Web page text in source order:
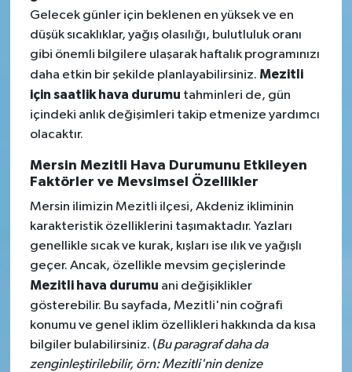
Gelecek günler için beklenen en yüksek ve en
düşük sıcaklıklar, yağış olasılığı, bulutluluk oranı
gibi önemli bilgilere ulaşarak haftalık programınızı
daha etkin bir şekilde planlayabilirsiniz. Mezitli
için saatlik hava durumu tahminleri de, gün
içindeki anlık değişimleri takip etmenize yardımcı
olacaktır.
Mersin Mezitli Hava Durumunu Etkileyen
Faktörler ve Mevsimsel Özellikler
Mersin ilimizin Mezitli ilçesi, Akdeniz ikliminin
karakteristik özelliklerini taşımaktadır. Yazları
genellikle sıcak ve kurak, kışları ise ılık ve yağışlı
geçer. Ancak, özellikle mevsim geçişlerinde
Mezitli hava durumu ani değişiklikler
gösterebilir. Bu sayfada, Mezitli'nin coğrafi
konumu ve genel iklim özellikleri hakkında da kısa
bilgiler bulabilirsiniz. (Bu paragraf daha da
zenginleştirilebilir, örn: Mezitli'nin denize